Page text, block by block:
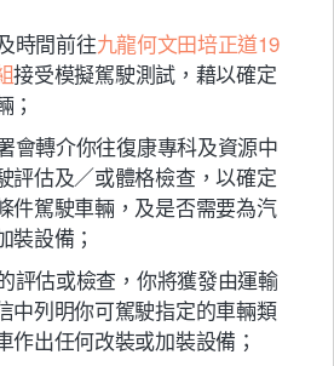
時間前往九龍何文田培正道19
接受模擬駕駛測試，藉以確定
；
會轉介你往復康專科及資源中
評估及／或體格檢查，以確定
件駕駛車輛，及是否需要為汽
裝設備；
評估或檢查，你將獲發由運輸
中列明你可駕駛指定的車輛類
作出任何改裝或加裝設備；